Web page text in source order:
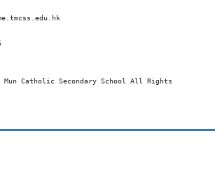
Mun Catholic Secondary School All Rights